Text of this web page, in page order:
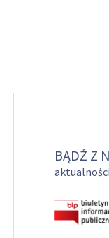
BĄDŹ Z